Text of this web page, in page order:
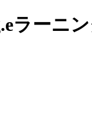
ラーニ